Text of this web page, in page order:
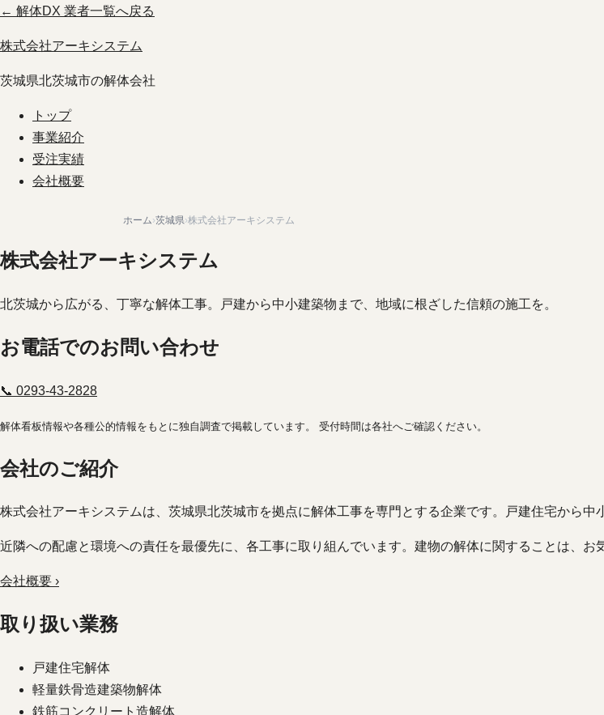
← 解体DX 業者一覧へ戻る
株式会社アーキシステム
茨城県北茨城市の解体会社
トップ
事業紹介
受注実績
会社概要
ホーム›茨城県›株式会社アーキシステム
株式会社アーキシステム
北茨城から広がる、丁寧な解体工事。戸建から中小建築物まで、地域に根ざした信頼の施工を。
お電話でのお問い合わせ
📞 0293-43-2828
解体看板情報や各種公的情報をもとに独自調査で掲載しています。 受付時間は各社へご確認ください。
会社のご紹介
株式会社アーキシステムは、茨城県北茨城市を拠点に解体工事を専門とする企業です。戸建住宅から
近隣への配慮と環境への責任を最優先に、各工事に取り組んでいます。建物の解体に関することは、お
会社概要 ›
取り扱い業務
戸建住宅解体
軽量鉄骨造建築物解体
鉄筋コンクリート造解体